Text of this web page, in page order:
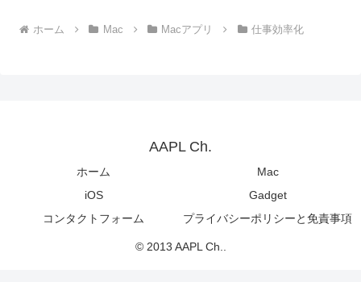
ホーム Mac Macアプリ 仕事効率化
AAPL Ch.
ホーム
Mac
iOS
Gadget
コンタクトフォーム
プライバシーポリシーと免責事項
© 2013 AAPL Ch..